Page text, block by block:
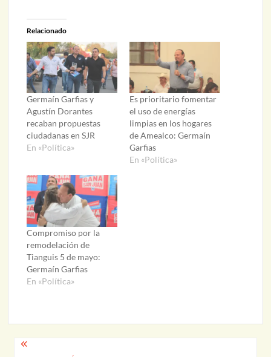
Relacionado
Germaín Garfias y
Agustín Dorantes
recaban propuestas
ciudadanas en SJR
En «Política»
Es prioritario fomentar
el uso de energías
limpias en los hogares
de Amealco: Germaín
Garfias
En «Política»
Compromiso por la
remodelación de
Tianguis 5 de mayo:
Germaín Garfias
En «Política»
Navegación